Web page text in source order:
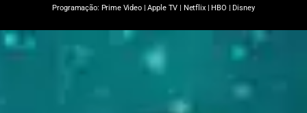
Programação: Prime Video|Apple TV | Netflix|HBO |Disney